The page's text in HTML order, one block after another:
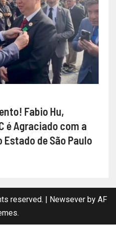
Fabio Hu,
é Agraciado com a
de São Paulo
reserved. Newsever by AF